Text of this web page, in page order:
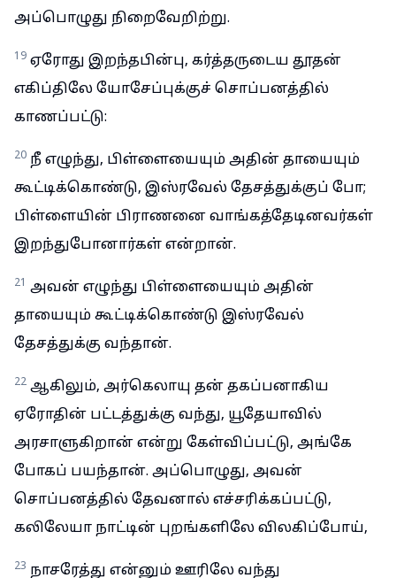
அப்பொழுது நிறைவேறிற்று.
19 ஏரோது இறந்தபின்பு, கர்த்தருடைய தூதன்
எகிப்திலே யோசேப்புக்குச் சொப்பனத்தில்
காணப்பட்டு:
20 நீ எழுந்து, பிள்ளையையும் அதின் தாயையும்
கூட்டிக்கொண்டு, இஸ்ரவேல் தேசத்துக்குப் போ;
பிள்ளையின் பிராணனை வாங்கத்தேடினவர்கள்
இறந்துபோனார்கள் என்றான்.
21 அவன் எழுந்து பிள்ளையையும் அதின்
தாயையும் கூட்டிக்கொண்டு இஸ்ரவேல்
தேசத்துக்கு வந்தான்.
22 ஆகிலும், அர்கெலாயு தன் தகப்பனாகிய
ஏரோதின் பட்டத்துக்கு வந்து, யூதேயாவில்
அரசாளுகிறான் என்று கேள்விப்பட்டு, அங்கே
போகப் பயந்தான். அப்பொழுது, அவன்
சொப்பனத்தில் தேவனால் எச்சரிக்கப்பட்டு,
கலிலேயா நாட்டின் புறங்களிலே விலகிப்போய்,
23 நாசரேத்து என்னும் ஊரிலே வந்து